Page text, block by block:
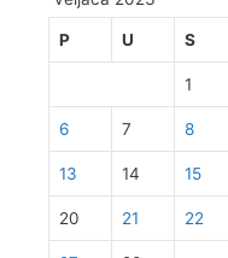
P U S
1
6 7 8
13 14 15
20 21 22